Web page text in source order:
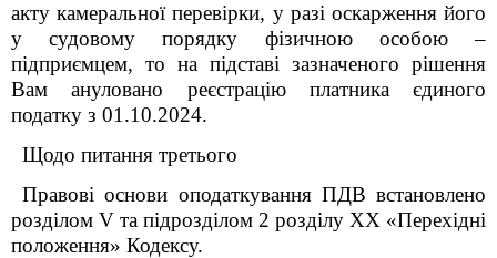
акту камеральної перевірки, у разі оскарження його
у судовому порядку фізичною особою –
підприємцем, то на підставі зазначеного рішення
Вам ануловано реєстрацію платника єдиного
податку з 01.10.2024.
Щодо питання третього
Правові основи оподаткування ПДВ встановлено
розділом V та підрозділом 2 розділу XX «Перехідні
положення» Кодексу.